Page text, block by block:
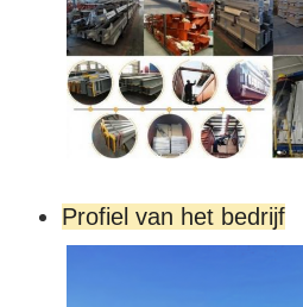
Profiel van het bedrijf